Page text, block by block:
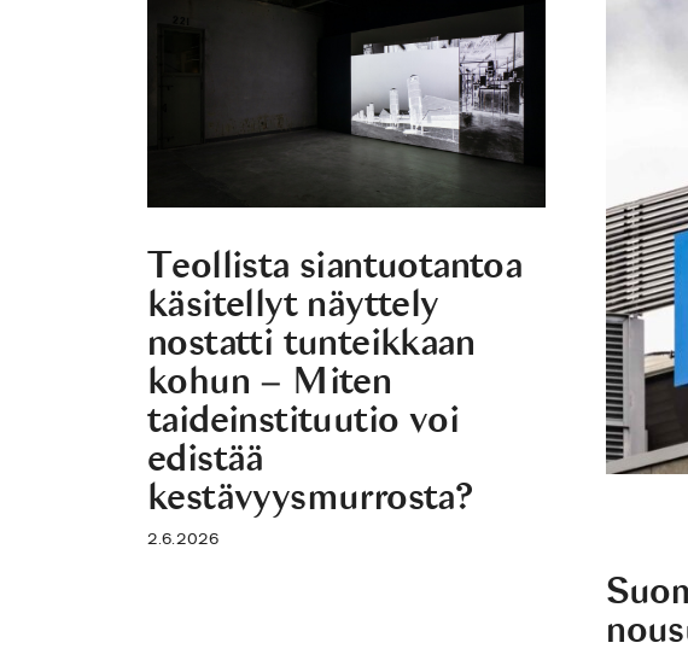
Teollista siantuotantoa
käsitellyt näyttely
nostatti tunteikkaan
kohun – Miten
taideinstituutio voi
edistää
kestävyysmurrosta?
2.6.2026